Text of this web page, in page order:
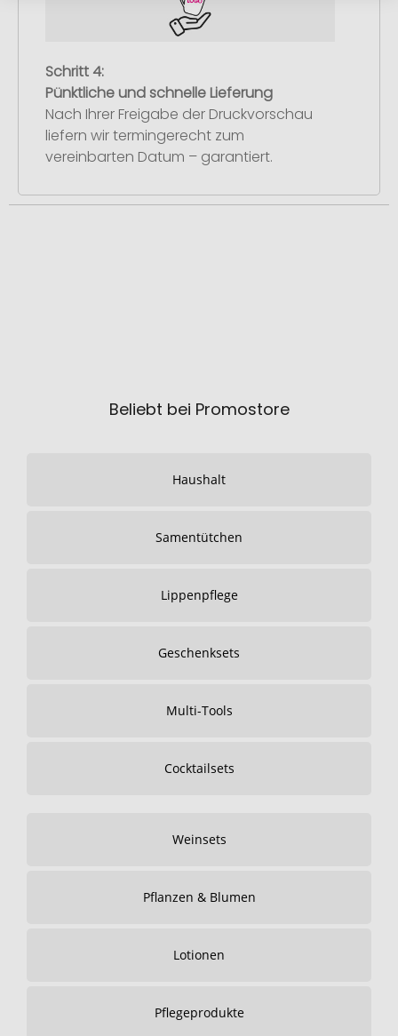
Schritt 4:
Pünktliche und schnelle Lieferung
Nach Ihrer Freigabe der Druckvorschau
liefern wir termingerecht zum
vereinbarten Datum – garantiert.
Beliebt bei Promostore
Haushalt
Samentütchen
Lippenpflege
Geschenksets
Multi-Tools
Cocktailsets
Weinsets
Pflanzen & Blumen
Lotionen
Pflegeprodukte